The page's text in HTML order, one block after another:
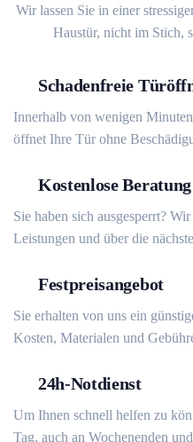
Wir lassen Sie in einer
Haustür, nicht im Stich,
Schadenfreie
Innerhalb von wenigen
öffnet Ihre Tür ohne
Kostenlose Beratung
Sie haben sich ausgesperrt?
Leistungen und über die
Festpreisangebot
Sie erhalten von uns ein
Kosten, Materialen und
24h-Notdienst
Um Ihnen schnell helfen zu
Tag, auch an Wochenenden